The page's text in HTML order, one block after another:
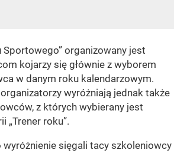
Sportowego” organizowany jest
kojarzy się głównie z wyborem
w danym roku kalendarzowym.
wyróżniają jednak także
z których wybierany jest
„Trener roku”.
wyróżnienie sięgali tacy szkoleniowcy